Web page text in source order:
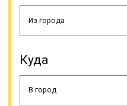
Куда